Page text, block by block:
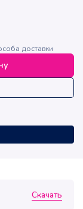
Скачать
доставки